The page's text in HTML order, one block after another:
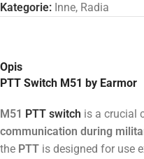
Kategorie: Inne, Radia
Opis
PTT Switch M51 by Earmor
M51 PTT switch is a crucial
communication during
the PTT is designed for use